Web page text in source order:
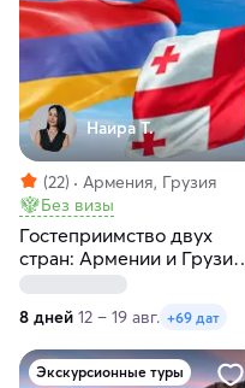
Наира Т.
(22)
Армения, Грузия
Без визы
Гостеприимство двух
стран: Армении и Грузии
за 8 дней
8 дней 12 – 19 авг. +69 дат
Экскурсионные туры